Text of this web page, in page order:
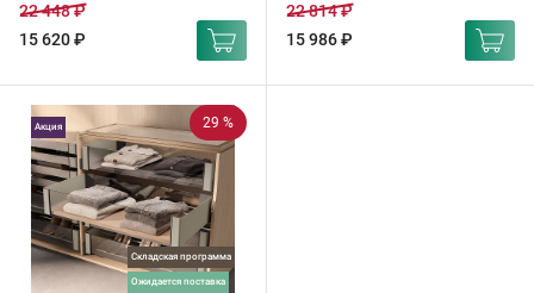
15 620 ₽
22 448 ₽
15 986 ₽
22 814 ₽
29 %
Складская программа
ожидается поставка
Акция